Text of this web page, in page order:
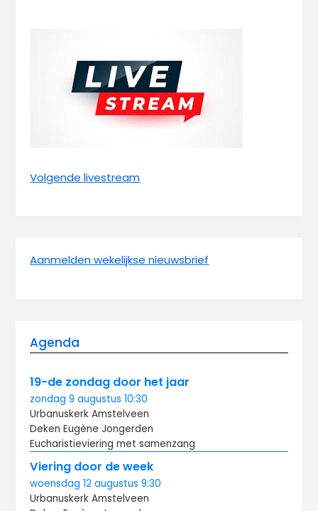
Volgende livestream
Aanmelden wekelijkse nieuwsbrief
Agenda
19-de zondag door het jaar
zondag 9 augustus10:30
Urbanuskerk Amstelveen
Deken Eugène Jongerden
Eucharistieviering met samenzang
Viering door de week
woensdag 12 augustus9:30
Urbanuskerk Amstelveen